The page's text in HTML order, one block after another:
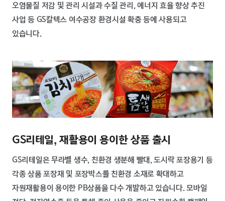
오염물질 저감 및 관리 시설과 수질 관리, 에너지 효율 향상 추진
사업 등 GS칼텍스 여수공장 환경시설 확충 등에 사용되고
있습니다.
GS리테일, 재활용이 용이한 상품 출시
GS리테일은 무라벨 생수, 친환경 생분해 빨대, 도시락 포장용기 등
각종 상품 포장재 및 포장박스를 친환경 소재로 확대하고
자원재활용이 용이한 PB상품을 다수 개발하고 있습니다. 모바일